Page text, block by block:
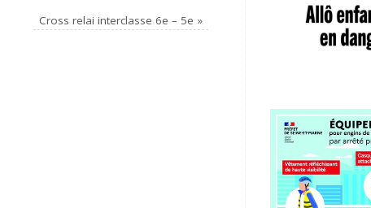
Cross relai interclasse 6e – 5e »